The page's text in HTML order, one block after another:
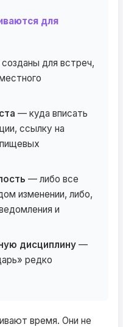
для
для встреч,
— куда вписать
ссылку на
— либо все
изменении, либо,
и
дисциплину —
редко
время. Они не